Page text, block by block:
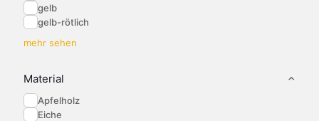
gelb
gelb-rötlich
mehr sehen
Material
Apfelholz
Eiche